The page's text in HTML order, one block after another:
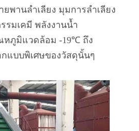
านลำเลียง มุมการลำเลียง
รมเคมี พลังงานน้ำ
หภูมิแวดล้อม -19℃ ถึง
แบบพิเศษของวัสดุนั้นๆ